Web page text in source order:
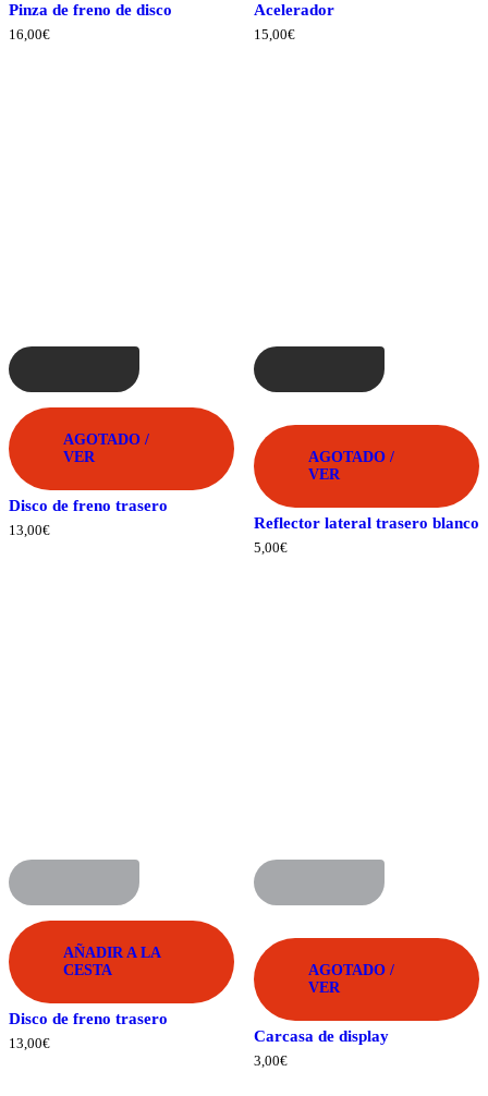
Pinza de freno de disco
16,00€
Acelerador
15,00€
FRESH
AGOTADO /
VER
Disco de freno trasero
13,00€
AGOTADO /
VER
Reflector lateral trasero blanco
5,00€
ADVANCED
AÑADIR A LA
CESTA
Disco de freno trasero
13,00€
AGOTADO /
VER
Carcasa de display
3,00€